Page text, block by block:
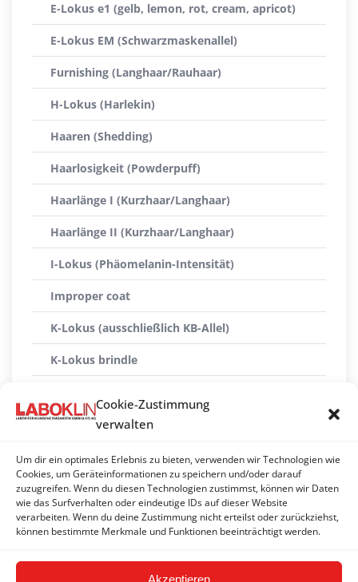
Cookie-Zustimmung
verwalten
Um dir ein optimales Erlebnis zu bieten, verwenden wir Technologien wie
Cookies, um Geräteinformationen zu speichern und/oder darauf
zuzugreifen. Wenn du diesen Technologien zustimmst, können wir Daten
wie das Surfverhalten oder eindeutige IDs auf dieser Website
verarbeiten. Wenn du deine Zustimmung nicht erteilst oder zurückziehst,
können bestimmte Merkmale und Funktionen beeinträchtigt werden.
Akzeptieren
E-Lokus e1 (gelb, lemon, rot, cream, apricot)
E-Lokus EM (Schwarzmaskenallel)
Furnishing (Langhaar/Rauhaar)
H-Lokus (Harlekin)
Haaren (Shedding)
Haarlosigkeit (Powderpuff)
Haarlänge I (Kurzhaar/Langhaar)
Haarlänge II (Kurzhaar/Langhaar)
I-Lokus (Phäomelanin-Intensität)
Improper coat
K-Lokus (ausschließlich KB-Allel)
K-Lokus brindle
m und Mosaike)
S-Lokus (Weißscheckung, Piebald)
Saddle-tan
Ticking (Tüpfelung, Stichelung, Schimmelung)